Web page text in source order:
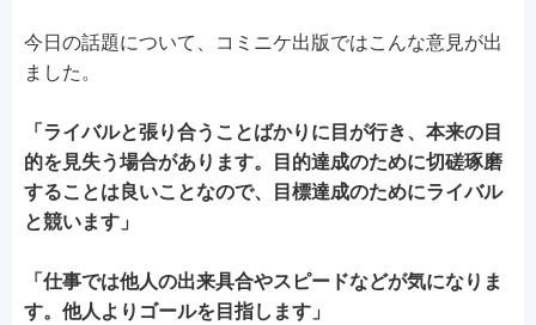
今日の話題について、コミニケ出版ではこんな意見が出
ました。
「ライバルと張り合うことばかりに目が行き、本来の目
的を見失う場合があります。目的達成のために切磋琢磨
することは良いことなので、目標達成のためにライバル
と競います」
「仕事では他人の出来具合やスピードなどが気になりま
す。他人よりゴールを目指します」